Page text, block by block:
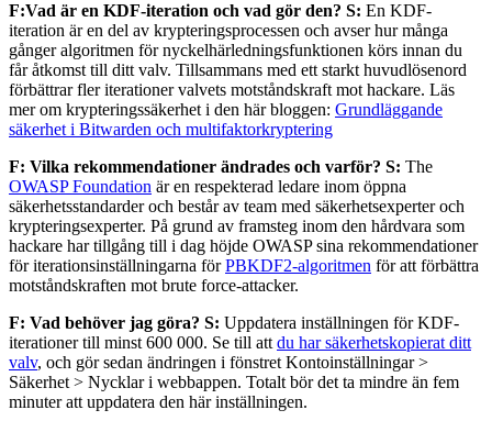
F:Vad är en KDF-iteration och vad gör den? S: En KDF-
iteration är en del av krypteringsprocessen och avser hur många
gånger algoritmen för nyckelhärledningsfunktionen körs innan du
får åtkomst till ditt valv. Tillsammans med ett starkt huvudlösenord
förbättrar fler iterationer valvets motståndskraft mot hackare. Läs
mer om krypteringssäkerhet i den här bloggen: Grundläggande
säkerhet i Bitwarden och multifaktorkryptering
F: Vilka rekommendationer ändrades och varför? S: The
OWASP Foundation är en respekterad ledare inom öppna
säkerhetsstandarder och består av team med säkerhetsexperter och
krypteringsexperter. På grund av framsteg inom den hårdvara som
hackare har tillgång till i dag höjde OWASP sina rekommendationer
för iterationsinställningarna förPBKDF2-algoritmen för att förbättra
motståndskraften mot brute force-attacker.
F: Vad behöver jag göra? S: Uppdatera inställningen för KDF-
iterationer till minst 600 000. Se till att du har säkerhetskopierat ditt
valv, och gör sedan ändringen i fönstret Kontoinställningar >
Säkerhet > Nycklar i webbappen. Totalt bör det ta mindre än fem
minuter att uppdatera den här inställningen.